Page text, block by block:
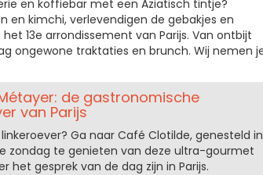
en koffiebar met een Aziatisch tintje?
en kimchi, verlevendigen de gebakjes en
13e arrondissement van Parijs. Van ontbijt
ongewone traktaties en brunch. Wij nemen
de gastronomische
van Parijs
Ga naar Café Clotilde, genesteld in
zondag te genieten van deze ultra-gourmet
het gesprek van de dag zijn in Parijs.